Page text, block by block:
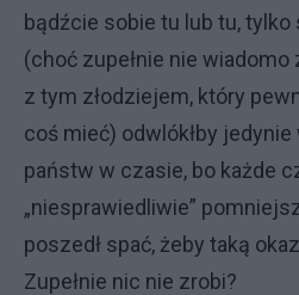
bądźcie sobie tu lub tu,
(choć zupełnie nie
z tym złodziejem, który
coś mieć) odwlókłby
państw w czasie, bo każde
„niesprawiedliwie”
poszedł spać, żeby taką
Zupełnie nic nie zrobi?